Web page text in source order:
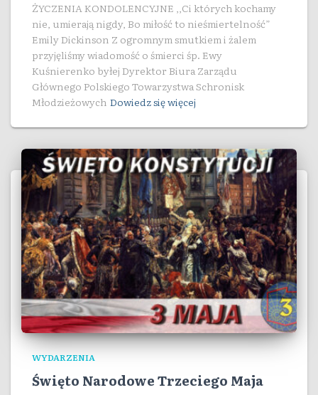
ŻYCZENIA KONDOLENCYJNE ,,Ci których kochamy
nie, umierają nigdy, Bo miłość to nieśmiertelność”
Emily Dickinson Z ogromnym smutkiem i żalem
przyjęliśmy wiadomość o śmierci śp. Ewy
Kuśnierenko byłej Dyrektor Biura Zarządu
Głównego Polskiego Towarzystwa Schronisk
Młodzieżowych Dowiedz się więcej
WYDARZENIA
Święto Narodowe Trzeciego Maja